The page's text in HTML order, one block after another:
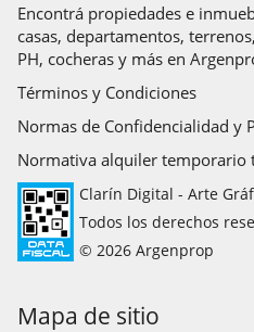
Encontrá propiedades e
casas, departamentos,
PH, cocheras y más en
Términos y Condiciones
Normas de Confidencialidad y
Normativa alquiler temporario
Clarín Digital - Arte
Todos los derechos
© 2026 Argenprop
Mapa de sitio